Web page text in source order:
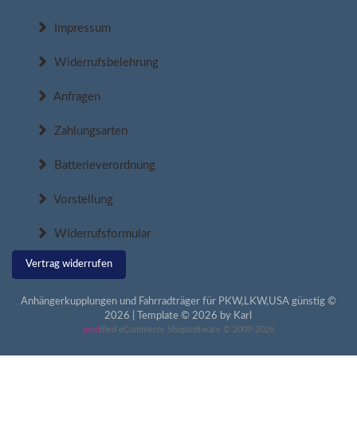
Impressum
Widerrufsbelehrung
Anfragen
Zahlungsarten
Batterieverordnung
Vorstellung
Widerrufsformular
Vertrag widerrufen
Anhängerkupplungen und Fahrradträger für PKW,LKW,USA günstig ©
2026 | Template © 2026 by Karl
mod ified eCommerce Shopsoftware © 2009-2026